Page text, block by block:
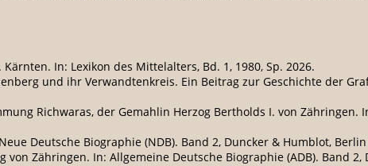
In: Lexikon des Mittelalters, Bd. 1, 1980, Sp. 2026.
und ihr Verwandtenkreis. Ein Beitrag zur Geschichte der
Richwaras, der Gemahlin Herzog Bertholds I. von
Deutsche Biographie (NDB). Band 2, Duncker & Humblot, Berlin
von Zähringen. In: Allgemeine Deutsche Biographie (ADB). Band